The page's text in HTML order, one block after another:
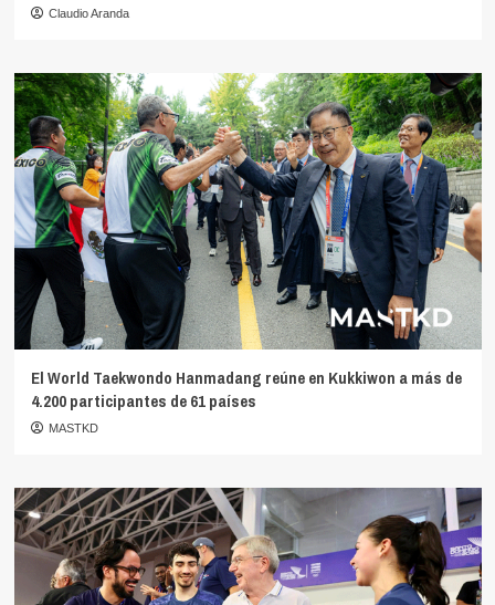
Claudio Aranda
El World Taekwondo Hanmadang reúne en Kukkiwon a más de
4.200 participantes de 61 países
MASTKD